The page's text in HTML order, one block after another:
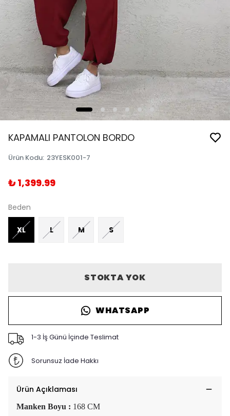
KAPAMALI PANTOLON BORDO
Ürün Kodu: 23YESK001-7
₺ 1,399.99
Beden
XL L M S
STOKTA YOK
WHATSAPP
1-3 İş Günü İçinde Teslimat
Sorunsuz İade Hakkı
Ürün Açıklaması
Manken Boyu : 168 CM